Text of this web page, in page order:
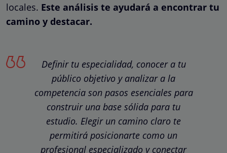
locales. Este análisis te ayudará a encontrar tu
camino y destacar.
Definir tu especialidad, conocer a tu
público objetivo y analizar a la
competencia son pasos esenciales para
construir una base sólida para tu
estudio. Elegir un camino claro te
permitirá posicionarte como un
profesional especializado y conectar